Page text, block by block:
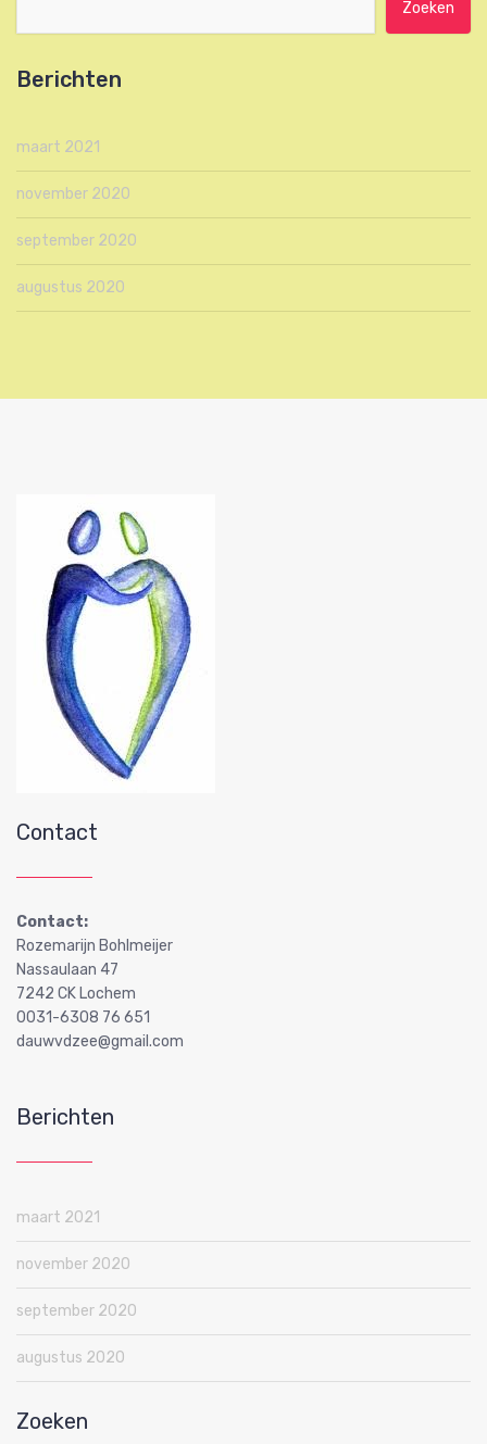
Berichten
maart 2021
november 2020
september 2020
augustus 2020
Contact
Contact:
Rozemarijn Bohlmeijer
Nassaulaan 47
7242 CK Lochem
0031-6308 76 651
dauwvdzee@gmail.com
Berichten
maart 2021
november 2020
september 2020
augustus 2020
Zoeken